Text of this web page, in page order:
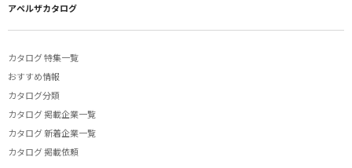
アペルザカタログ
カタログ 特集一覧
おすすめ情報
カタログ分類
カタログ 掲載企業一覧
カタログ 新着企業一覧
カタログ 掲載依頼